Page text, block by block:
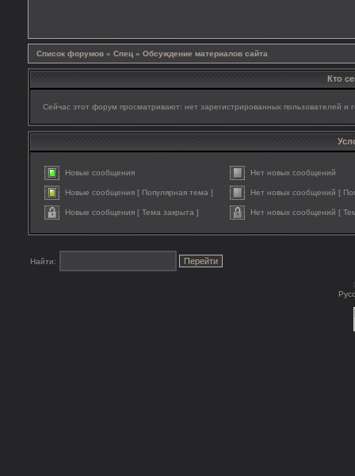
Список форумов » Спец » Обсуждение материалов сайта
Кто
Сейчас этот форум просматривают: нет зарегистрированных пользователей и
Новые сообщения Нет новых сообщений
Новые сообщения [ Популярная тема ] Нет новых сообщений [
Новые сообщения [ Тема закрыта ] Нет новых сообщений [
Найти: